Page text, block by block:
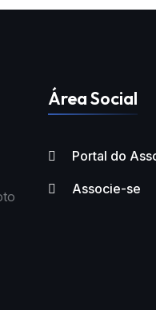
Área Social
Portal do
Associe-se